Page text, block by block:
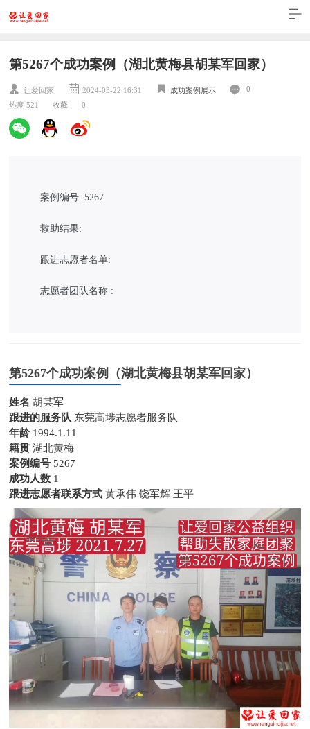
第5267个成功案例（湖北黄梅县胡某军回家）
让爱回家 2024-03-22 16:31 成功案例展示
0
热度 521
收藏 0
案例编号: 5267
救助结果:
跟进志愿者名单:
志愿者团队名称 :
第5267个成功案例（湖北黄梅县胡某军回家）
姓名 胡某军
跟进的服务队 东莞高埗志愿者服务队
年龄 1994.1.11
籍贯 湖北黄梅
案例编号 5267
成功人数 1
跟进志愿者联系方式 黄承伟 饶军辉 王平